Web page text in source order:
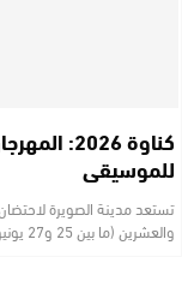
كناوة
للموسيقى
تستعد مدينة الصويرة
والعشرين (ما بين 25 و27 يونيو الجاري)،…